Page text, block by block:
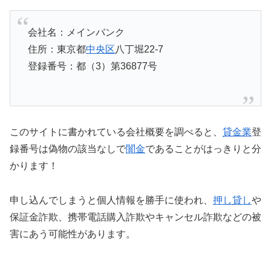
会社名：メインバンク
住所：東京都中央区八丁堀22-7
登録番号：都（3）第36877号
このサイトに書かれている会社概要を調べると、 貸金業登
録番号は偽物の該当なしで闇金であることがはっきりと分
かります！
申し込んでしまうと個人情報を勝手に使われ、 押し貸しや
保証金詐欺、携帯電話購入詐欺やキャンセル詐欺などの被
害にあう可能性があります。